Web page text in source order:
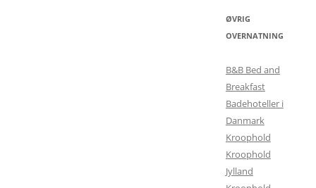
ØVRIG
OVERNATNING
B&B Bed and
Breakfast
Badehoteller i
Danmark
Kroophold
Kroophold
Jylland